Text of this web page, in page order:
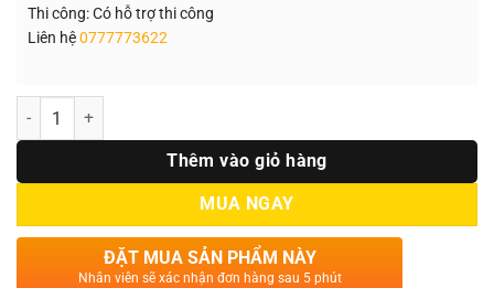
Thi công: Có hỗ trợ thi công
Liên hệ0777773622
Số lượng
Thêm vào giỏ hàng
MUA NGAY
ĐẶT MUA SẢN PHẨM NÀY
Nhân viên sẽ xác nhận đơn hàng sau 5 phút